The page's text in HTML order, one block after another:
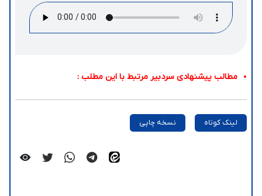
مطالب پیشنهادی سردبیر مرتبط با این مطلب :
لینک کوتاه نسخه چاپی